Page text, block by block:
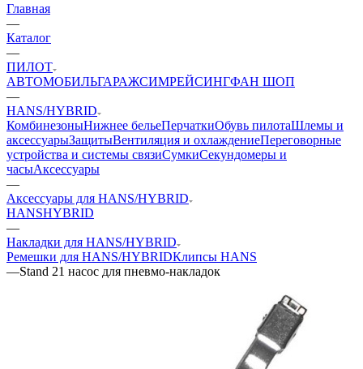
Главная
—
Каталог
—
ПИЛОТ
АВТОМОБИЛЬГАРАЖСИМРЕЙСИНГФАН ШОП
—
HANS/HYBRID
КомбинезоныНижнее бельеПерчаткиОбувь пилотаШлемы и
аксессуарыЗащитыВентиляция и охлаждениеПереговорные
устройства и системы связиСумкиСекундомеры и
часыАксессуары
—
Аксессуары для HANS/HYBRID
HANSHYBRID
—
Накладки для HANS/HYBRID
Ремешки для HANS/HYBRIDКлипсы HANS
—Stand 21 насос для пневмо-накладок